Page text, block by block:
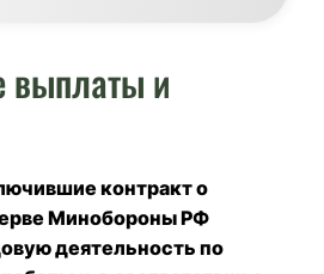
выплаты и
контракт о
Минобороны РФ
деятельность по